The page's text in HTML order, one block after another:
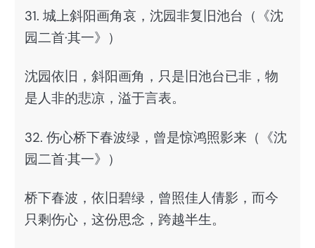
31. 城上斜阳画角哀，沈园非复旧池台（《沈
园二首·其一》）
沈园依旧，斜阳画角，只是旧池台已非，物
是人非的悲凉，溢于言表。
32. 伤心桥下春波绿，曾是惊鸿照影来（《沈
园二首·其一》）
桥下春波，依旧碧绿，曾照佳人倩影，而今
只剩伤心，这份思念，跨越半生。